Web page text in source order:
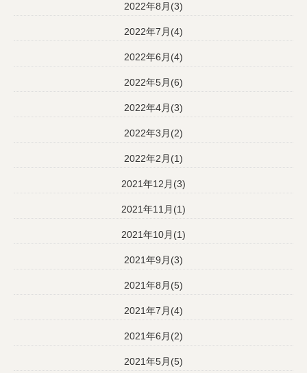
2022年8月(3)
2022年7月(4)
2022年6月(4)
2022年5月(6)
2022年4月(3)
2022年3月(2)
2022年2月(1)
2021年12月(3)
2021年11月(1)
2021年10月(1)
2021年9月(3)
2021年8月(5)
2021年7月(4)
2021年6月(2)
2021年5月(5)